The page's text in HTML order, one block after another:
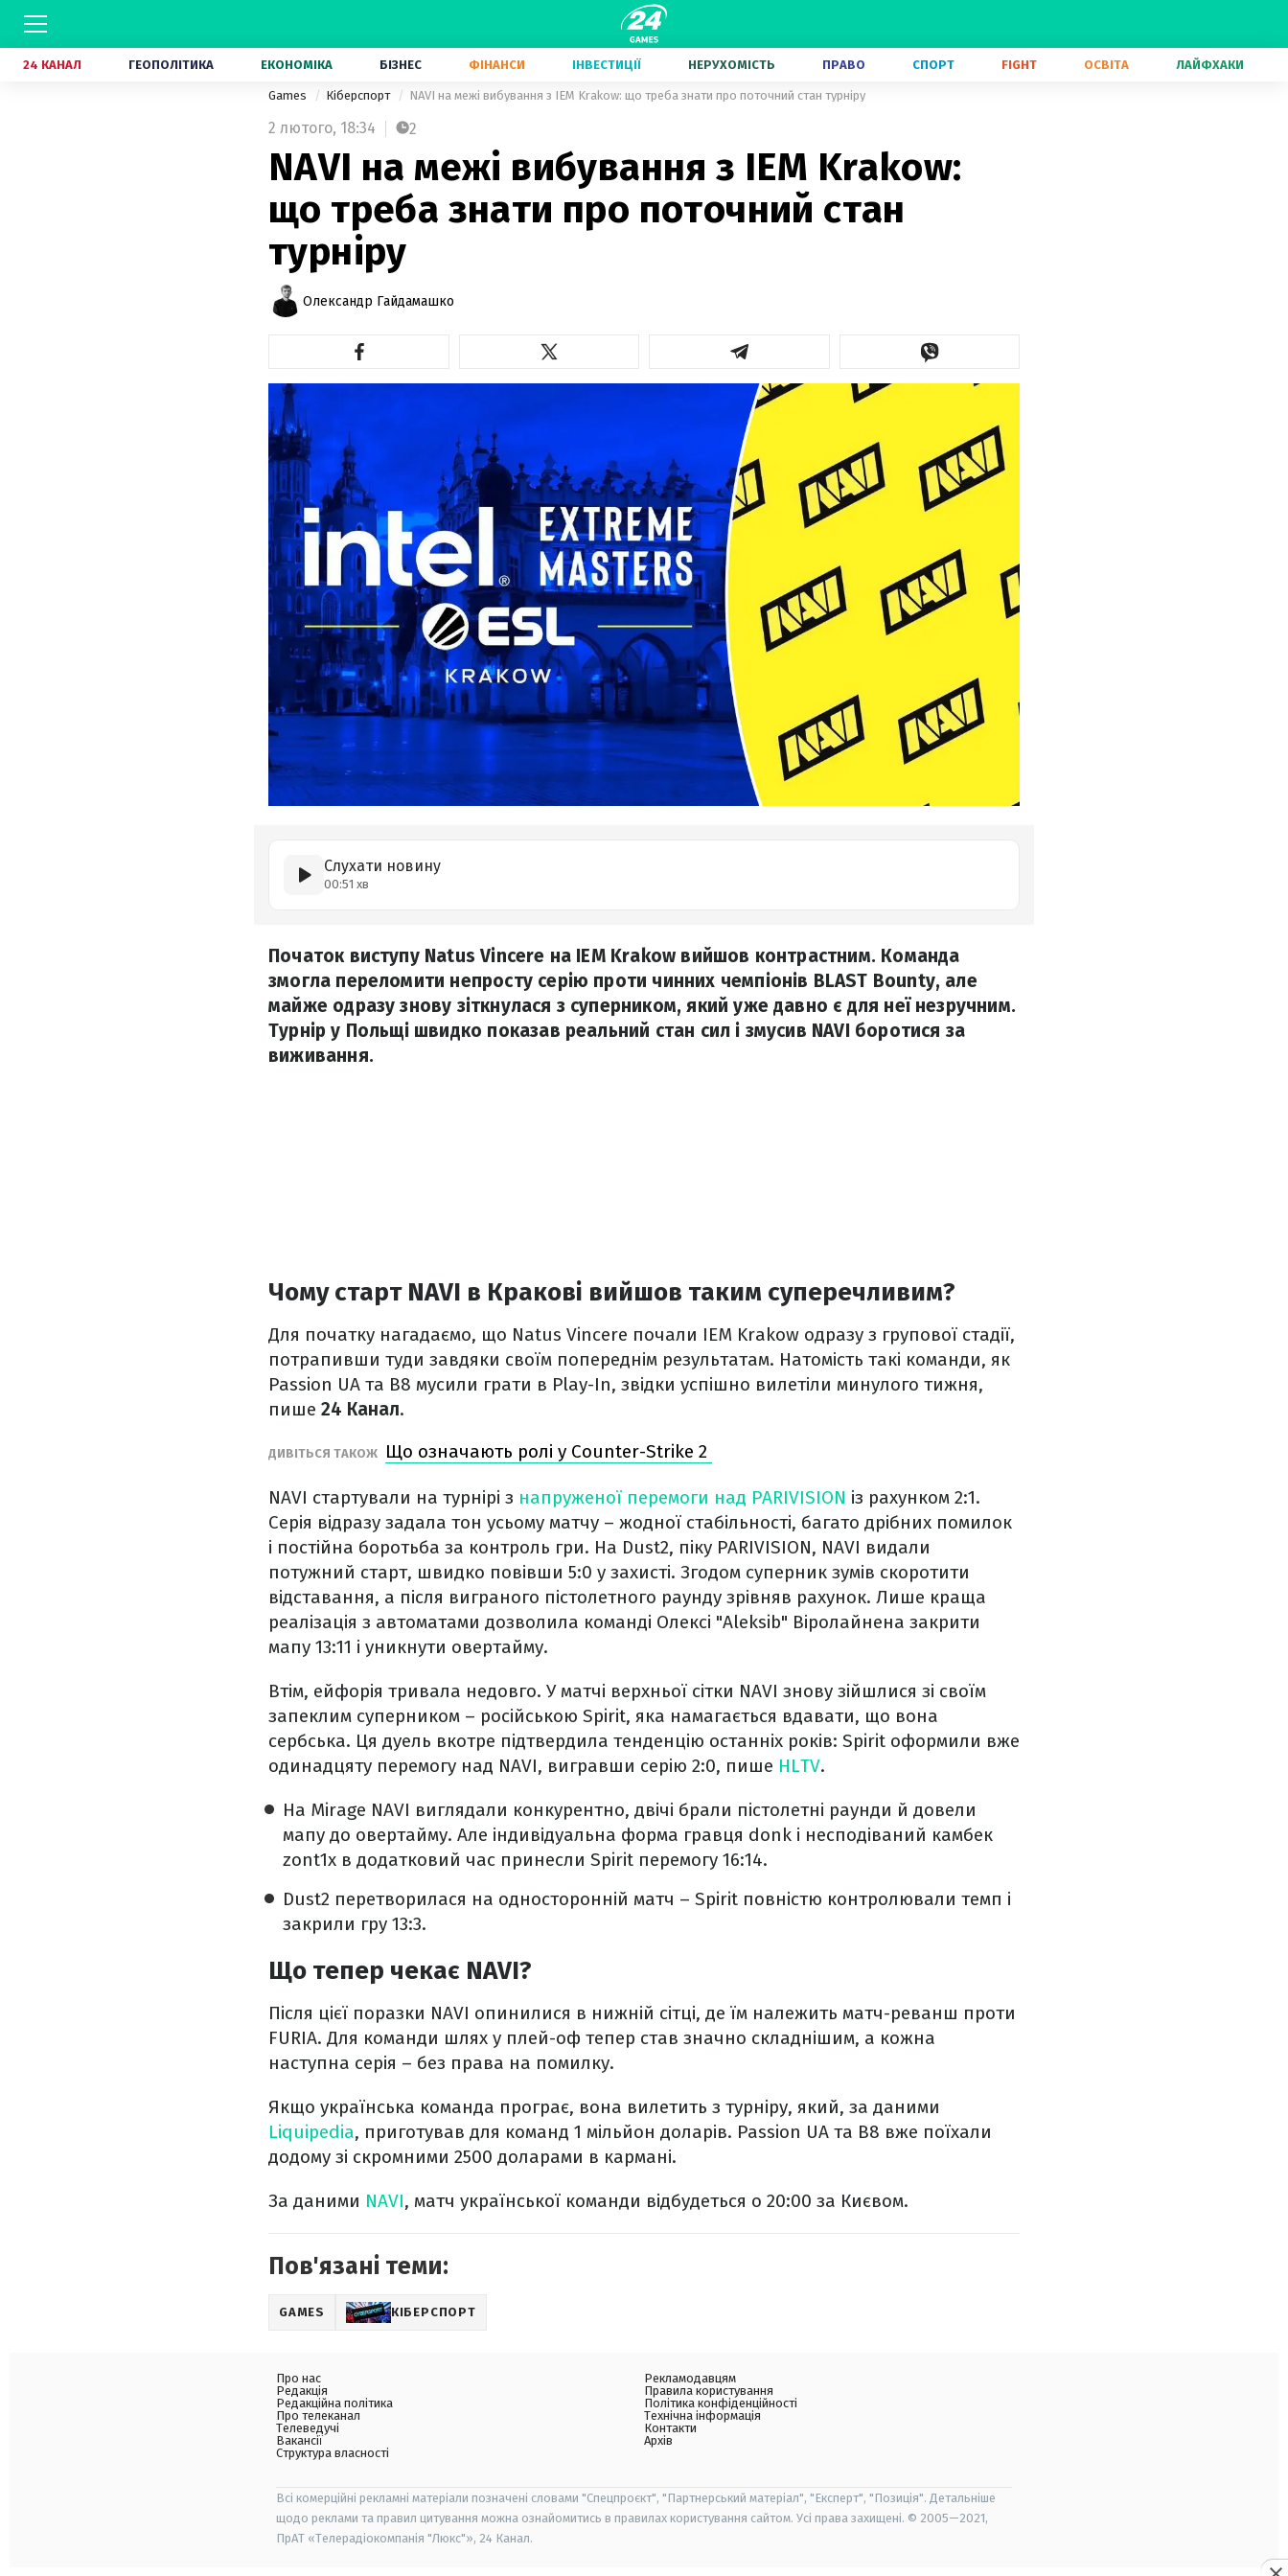
24 КАНАЛ ГЕОПОЛІТИКА ЕКОНОМІКА БІЗНЕС ФІНАНСИ ІНВЕСТИЦІЇ НЕРУХОМІСТЬ ПРАВО СПОРТ FIGHT ОСВІТА ЛАЙФХАКИ
Games Кіберспорт NAVI на межі вибування з IEM Krakow: що треба знати про поточний стан турніру
2 лютого, 18:34 2
NAVI на межі вибування з IEM Krakow:
що треба знати про поточний стан
турніру
Олександр Гайдамашко
Слухати новину
00:51 хв
Початок виступу Natus Vincere на IEM Krakow вийшов контрастним. Команда
змогла переломити непросту серію проти чинних чемпіонів BLAST Bounty, але
майже одразу знову зіткнулася з суперником, який уже давно є для неї незручним.
Турнір у Польщі швидко показав реальний стан сил і змусив NAVI боротися за
виживання.
Чому старт NAVI в Кракові вийшов таким суперечливим?
Для початку нагадаємо, що Natus Vincere почали IEM Krakow одразу з групової стадії,
потрапивши туди завдяки своїм попереднім результатам. Натомість такі команди, як
Passion UA та B8 мусили грати в Play-In, звідки успішно вилетіли минулого тижня,
пише 24 Канал.
ДИВІТЬСЯ ТАКОЖ Що означають ролі у Counter-Strike 2
NAVI стартували на турнірі з напруженої перемоги над PARIVISION із рахунком 2:1.
Серія відразу задала тон усьому матчу – жодної стабільності, багато дрібних помилок
і постійна боротьба за контроль гри. На Dust2, піку PARIVISION, NAVI видали
потужний старт, швидко повівши 5:0 у захисті. Згодом суперник зумів скоротити
відставання, а після виграного пістолетного раунду зрівняв рахунок. Лише краща
реалізація з автоматами дозволила команді Олексі "Aleksib" Віролайнена закрити
мапу 13:11 і уникнути овертайму.
Втім, ейфорія тривала недовго. У матчі верхньої сітки NAVI знову зійшлися зі своїм
запеклим суперником – російською Spirit, яка намагається вдавати, що вона
сербська. Ця дуель вкотре підтвердила тенденцію останніх років: Spirit оформили вже
одинадцяту перемогу над NAVI, вигравши серію 2:0, пише HLTV.
На Mirage NAVI виглядали конкурентно, двічі брали пістолетні раунди й довели
мапу до овертайму. Але індивідуальна форма гравця donk і несподіваний камбек
zont1x в додатковий час принесли Spirit перемогу 16:14.
Dust2 перетворилася на односторонній матч – Spirit повністю контролювали темп і
закрили гру 13:3.
Що тепер чекає NAVI?
Після цієї поразки NAVI опинилися в нижній сітці, де їм належить матч-реванш проти
FURIA. Для команди шлях у плей-оф тепер став значно складнішим, а кожна
наступна серія – без права на помилку.
Якщо українська команда програє, вона вилетить з турніру, який, за даними
Liquipedia, приготував для команд 1 мільйон доларів. Passion UA та B8 вже поїхали
додому зі скромними 2500 доларами в кармані.
За даними NAVI, матч української команди відбудеться о 20:00 за Києвом.
Пов'язані теми:
GAMES КІБЕРСПОРТ
Про нас
Редакція
Редакційна політика
Про телеканал
Телеведучі
Вакансії
Структура власності
Рекламодавцям
Правила користування
Політика конфіденційності
Технічна інформація
Контакти
Архів
Всі комерційні рекламні матеріали позначені словами "Спецпроєкт", "Партнерський матеріал", "Експерт", "Позиція". Детальніше
щодо реклами та правил цитування можна ознайомитись в правилах користування сайтом. Усі права захищені. © 2005—2021,
ПрАТ «Телерадіокомпанія "Люкс"», 24 Канал.